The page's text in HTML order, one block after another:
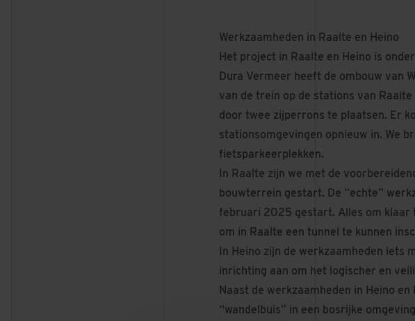
Werkzaamheden in Raalte en Heino
Het project in Raalte en Heino is
Dura Vermeer heeft de ombouw van
van de trein op de stations van
door twee zijperrons te plaatsen. Er
stationsomgevingen opnieuw in. We
fietsparkeerplekken.
In Raalte zijn we met de
bouwterrein gestart. De “echte”
februari 2025 gestart. Alles om klaar
om in Raalte een tunnel te kunnen
In Heino zijn de werkzaamheden iets
inrichting aan om het logischer en
Naast de werkzaamheden in Heino
“wandelbuis” in een bosrijke